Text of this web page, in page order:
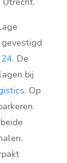
. De
bij
. Op